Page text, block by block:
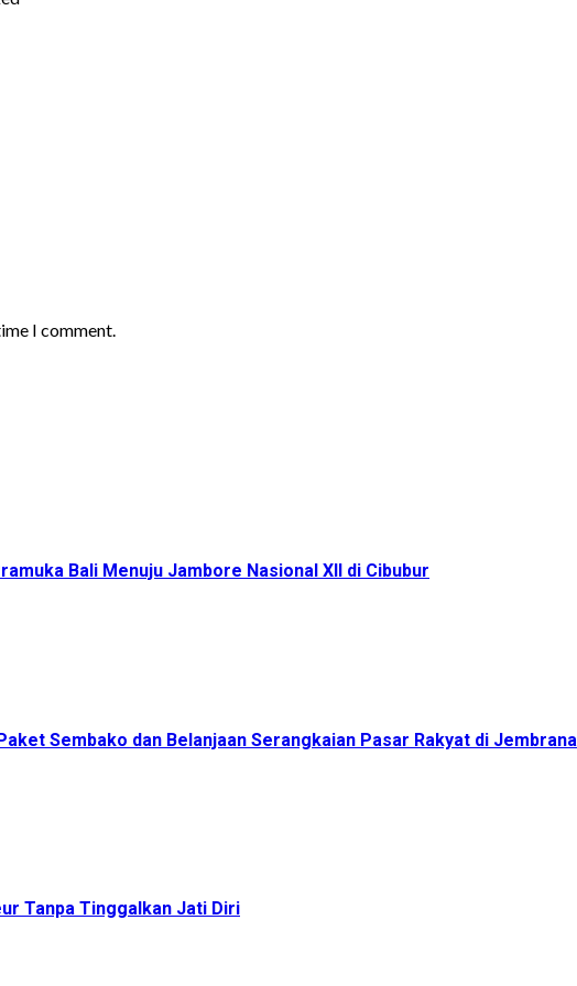
I comment.
Bali Menuju Jambore Nasional XII di Cibubur
Sembako dan Belanjaan Serangkaian Pasar Rakyat di Jembrana
Tanpa Tinggalkan Jati Diri